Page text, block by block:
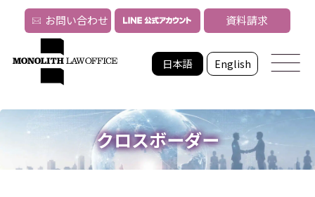
日本語 English
お問い合わせ 資料請求
クロスボーダー